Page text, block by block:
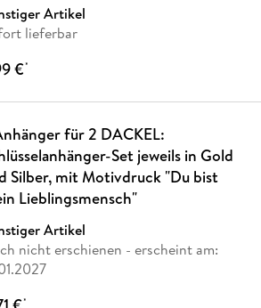
Artikel
lieferbar
€*
für 2 DACKEL:
Set jeweils in Gold
Silber, mit Motivdruck "Du bist
Lieblingsmensch"
Artikel
nicht erschienen - erscheint am:
*